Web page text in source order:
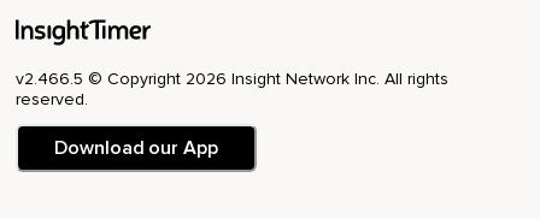
Sin embargo,
El hecho de que un pensamiento destructivo esté guardado
hacerlo funcionar en la pantalla principal de su mente.
v2.466.5 © Copyright 2026 Insight Network Inc. All rights
reserved.
Download our App